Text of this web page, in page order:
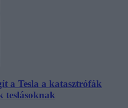
a Tesla a katasztrófák
teslásoknak